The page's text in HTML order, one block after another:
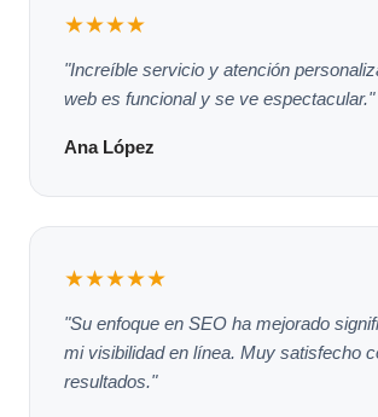
★★★★
"Increíble servicio y atención
web es funcional y se ve espectacular."
Ana López
★★★★★
"Su enfoque en SEO ha mejorado
mi visibilidad en línea. Muy satisfecho
resultados."